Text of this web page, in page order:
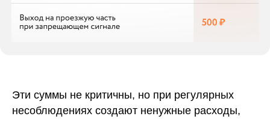
Эти суммы не критичны, но при регулярных
несоблюдениях создают ненужные расходы,